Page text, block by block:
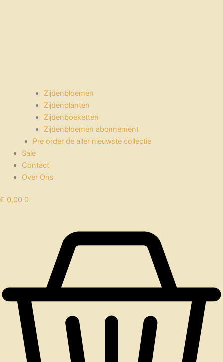
Zijdenbloemen
Zijdenplanten
Zijdenboeketten
Zijdenbloemen abonnement
Pre order de aller nieuwste collectie
Sale
Contact
Over Ons
€ 0,00 0